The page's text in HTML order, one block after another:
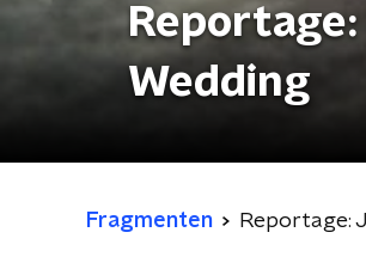
Wedding
Fragmenten Reportage: